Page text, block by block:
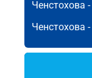
Ченстохова -
Ченстохова -